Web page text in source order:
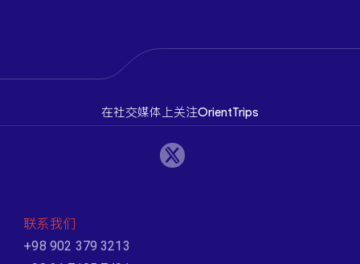
在社交媒体上关注OrientTrips
联系我们
+98 902 379 3213